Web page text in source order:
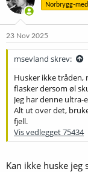
j
o
e
Norbrygg-
23 Nov 2025
msevland skrev:
Husker ikke tråden,
flasker dersom øl
Jeg har denne
Alt ut over det,
fjell.
Vis vedlegget 75434
Kan ikke huske